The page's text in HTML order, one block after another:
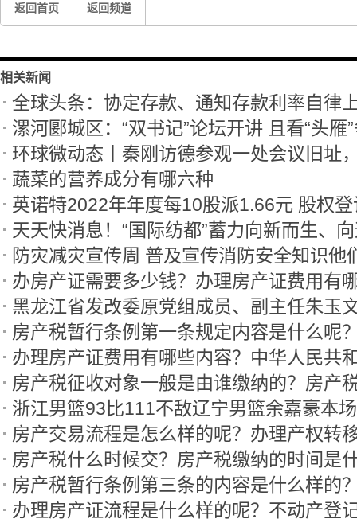
返回首页 返回频道
相关新闻
全球头条：协定存款、通知存款利率自律
漯河郾城区：“双书记”论坛开讲 且看“头雁
环球微动态丨秦刚访德参观一处会议旧址
蔬菜的营养成分有哪六种
英诺特2022年年度每10股派1.66元 股权
天天快消息！“国际纺都”蓄力向新而生、
防灾减灾宣传周 普及宣传消防安全知识他
办房产证需要多少钱？办理房产证费用有
浙江男篮93比111不敌辽宁男篮余嘉豪本
房产税什么时候交？房产税缴纳的时间是